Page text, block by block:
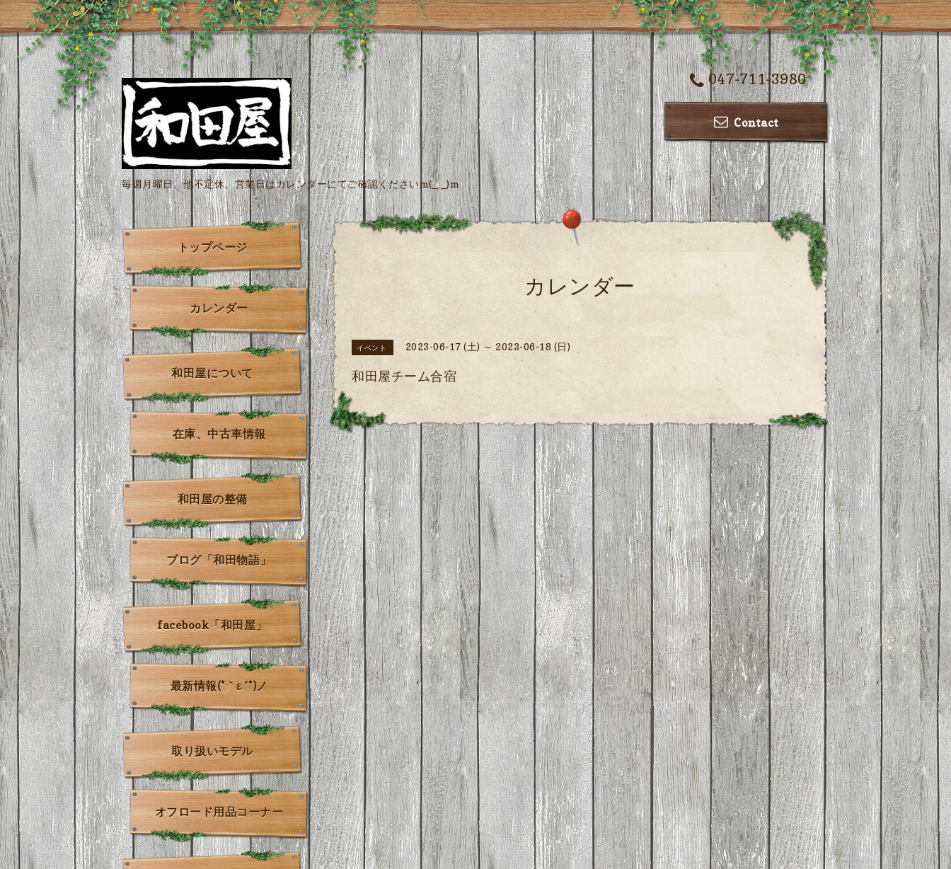
047-711-3980
Contact
毎週月曜日、他不定休。営業日はカレンダーにてご確認くださいm(_ _)m
カレンダー
イベント 2023-06-17 (土) ～ 2023-06-18 (日)
和田屋チーム合宿
トップページ
カレンダー
和田屋について
在庫、中古車情報
和田屋の整備
ブログ「和田物語」
facebook「和田屋」
最新情報(*｀ε´*)ノ
取り扱いモデル
オフロード用品コーナー